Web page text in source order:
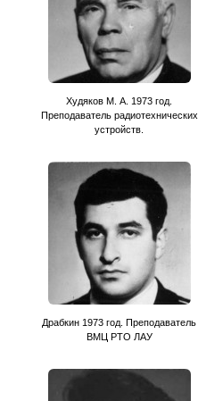
Худяков М. А. 1973 год.
Преподаватель радиотехнических
устройств.
Драбкин 1973 год. Преподаватель
ВМЦ РТО ЛАУ